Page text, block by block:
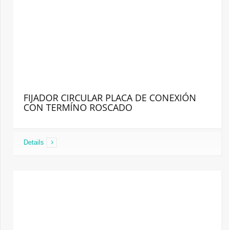
FIJADOR CIRCULAR PLACA DE CONEXIÓN
CON TERMÍNO ROSCADO
Details